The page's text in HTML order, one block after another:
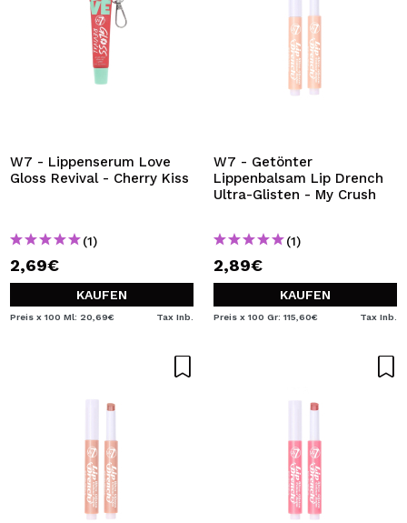
W7 - Lippenserum Love
Gloss Revival - Cherry Kiss
(1)
2,69€
KAUFEN
Preis x 100 Ml: 20,69€ Tax Inb.
W7 - Getönter
Lippenbalsam Lip Drench
Ultra-Glisten - My Crush
(1)
2,89€
KAUFEN
Preis x 100 Gr: 115,60€ Tax Inb.